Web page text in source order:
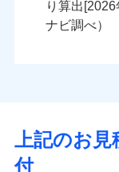
り算出[
ナビ調べ）
上記のお見
付